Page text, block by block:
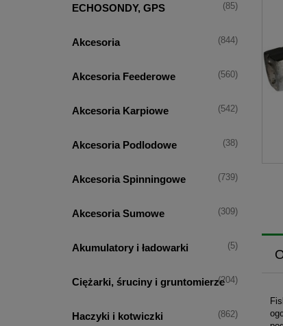
ECHOSONDY, GPS (85)
Akcesoria (844)
Akcesoria Feederowe (560)
Akcesoria Karpiowe (542)
Akcesoria Podlodowe (38)
Akcesoria Spinningowe (739)
Akcesoria Sumowe (309)
Akumulatory i ładowarki (5)
Ciężarki, śruciny i gruntomierze(204)
Haczyki i kotwiczki (862)